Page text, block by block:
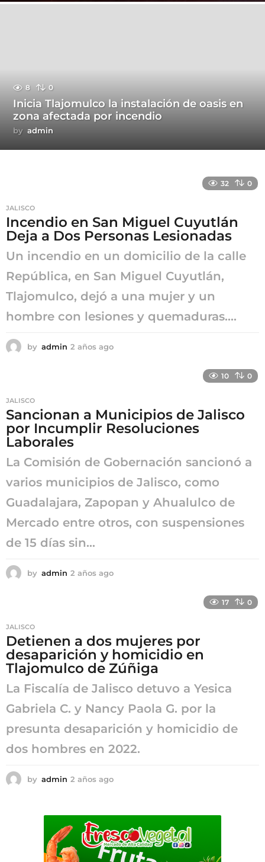
8 0
Inicia Tlajomulco la instalación de oasis en
zona afectada por incendio
by admin
32 0
JALISCO
Incendio en San Miguel Cuyutlán
Deja a Dos Personas Lesionadas
Un incendio en un domicilio de la calle
República, en San Miguel Cuyutlán,
Tlajomulco, dejó a una mujer y un
hombre con lesiones y quemaduras....
by admin 2 años ago
g
o
10 0
JALISCO
Sancionan a Municipios de Jalisco
por Incumplir Resoluciones
Laborales
La Comisión de Gobernación sancionó a
varios municipios de Jalisco, como
Guadalajara, Zapopan y Ahualulco de
Mercado entre otros, con suspensiones
de 15 días sin...
by admin 2 años ago
g
o
17 0
JALISCO
Detienen a dos mujeres por
desaparición y homicidio en
Tlajomulco de Zúñiga
La Fiscalía de Jalisco detuvo a Yesica
Gabriela C. y Nancy Paola G. por la
presunta desaparición y homicidio de
dos hombres en 2022.
by admin 2 años ago
a
g
o